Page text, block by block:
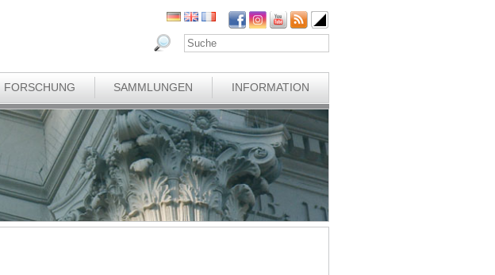
FORSCHUNG SAMMLUNGEN INFORMATION